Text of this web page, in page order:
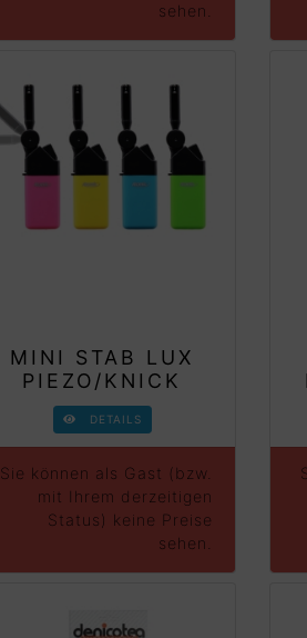
sehen.
MINI STAB LUX
PIEZO/KNICK
DETAILS
Sie können als Gast (bzw.
mit Ihrem derzeitigen
Status) keine Preise
sehen.